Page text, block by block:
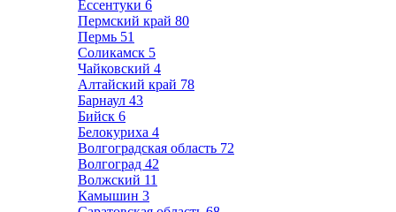
Ессентуки 6
Пермский край 80
Пермь 51
Соликамск 5
Чайковский 4
Алтайский край 78
Барнаул 43
Бийск 6
Белокуриха 4
Волгоградская область 72
Волгоград 42
Волжский 11
Камышин 3